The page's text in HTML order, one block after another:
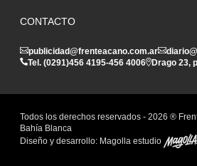
CONTACTO
publicidad@frenteacano.com.ar
Tel. (0291)456 4195-456 4006 Drago 23,
Todos los derechos reservados - 2026 ®
Bahía Blanca
Diseño y desarrollo: Magolla estudio